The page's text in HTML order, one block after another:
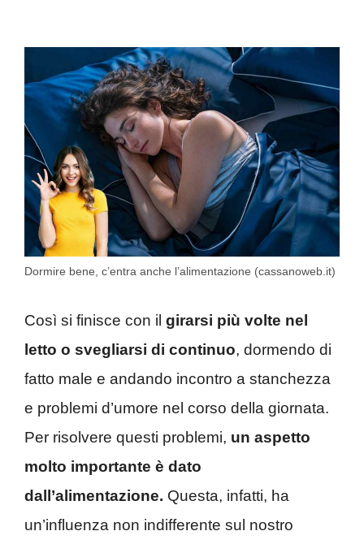
Dormire bene, c’entra anche l’alimentazione (cassanoweb.it)
Così si finisce con il girarsi più volte nel
letto o svegliarsi di continuo, dormendo di
fatto male e andando incontro a stanchezza
e problemi d’umore nel corso della giornata.
Per risolvere questi problemi, un aspetto
molto importante è dato
dall’alimentazione. Questa, infatti, ha
un’influenza non indifferente sul nostro